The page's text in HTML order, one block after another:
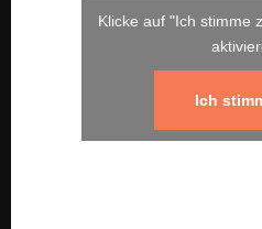
Klicke auf "Ich stimme
Ich